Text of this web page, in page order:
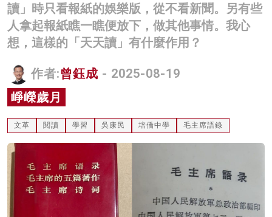
科技
影片
灼見活動
讀」時只看報紙的娛樂版，從不看新聞。另有些
人拿起報紙瞧一瞧便放下，做其他事情。我心
想，這樣的「天天讀」有什麼作用？
作者:曾鈺成 - 2025-08-19
崢嶸歲月
文革 閱讀 學習 吳康民 培僑中學 毛主席語錄